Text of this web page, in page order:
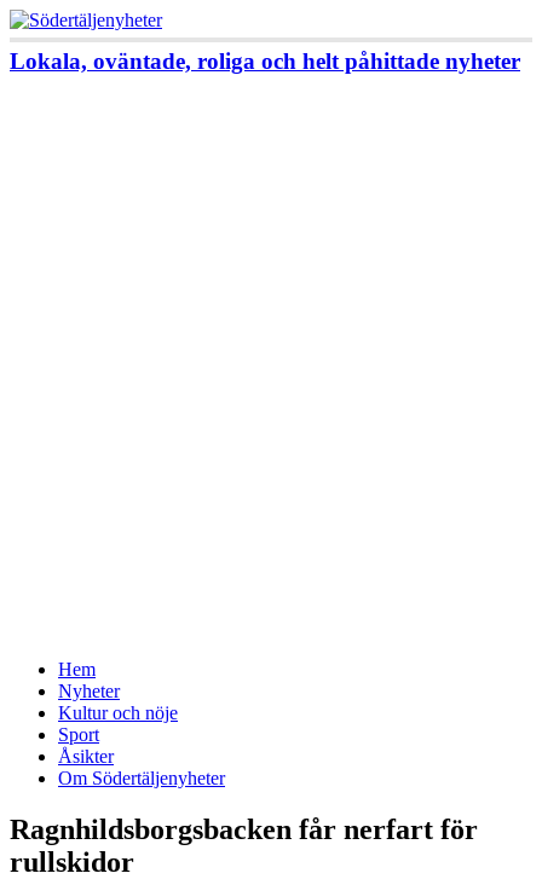
Lokala, oväntade, roliga och helt påhittade nyheter
Hem
Nyheter
Kultur och nöje
Sport
Åsikter
Om Södertäljenyheter
Ragnhildsborgsbacken får nerfart för
rullskidor